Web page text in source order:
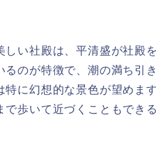
しい社殿は、平清盛が社
るのが特徴で、潮の満ち引
特に幻想的な景色が望めま
で歩いて近づくこともでき